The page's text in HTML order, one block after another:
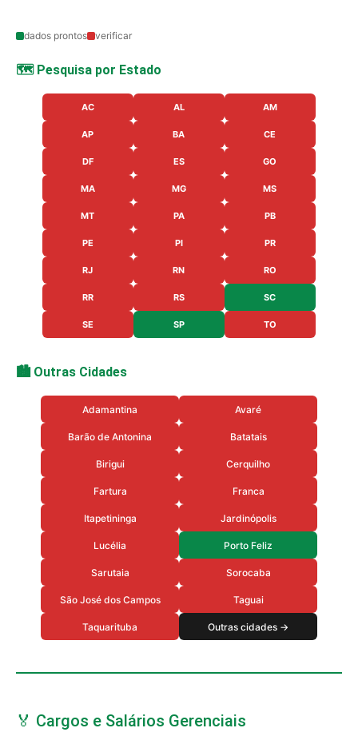
dados prontos verificar
🗺️ Pesquisa por Estado
AC AL AM
AP BA CE
DF ES GO
MA MG MS
MT PA PB
PE PI PR
RJ RN RO
RR RS SC
SE SP TO
🏙️ Outras Cidades
Adamantina Avaré
Barão de Antonina Batatais
Birigui Cerquilho
Fartura Franca
Itapetininga Jardinópolis
Lucélia Porto Feliz
Sarutaia Sorocaba
São José dos Campos Taguai
Taquarituba Outras cidades →
🏅 Cargos e Salários Gerenciais